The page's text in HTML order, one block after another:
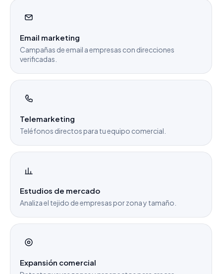
Email marketing
Campañas de email a empresas con direcciones
verificadas.
Telemarketing
Teléfonos directos para tu equipo comercial.
Estudios de mercado
Analiza el tejido de empresas por zona y tamaño.
Expansión comercial